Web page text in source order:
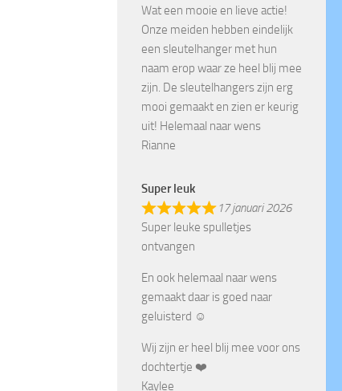
Wat een mooie en lieve actie!
Onze meiden hebben eindelijk
een sleutelhanger met hun
naam erop waar ze heel blij mee
zijn. De sleutelhangers zijn erg
mooi gemaakt en zien er keurig
uit! Helemaal naar wens
Rianne
Super leuk
17 januari 2026
Super leuke spulletjes
ontvangen
En ook helemaal naar wens
gemaakt daar is goed naar
geluisterd ☺️
Wij zijn er heel blij mee voor ons
dochtertje ❤️
Kaylee